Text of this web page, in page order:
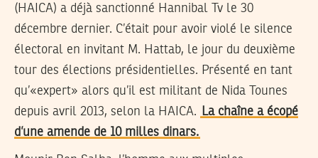
(HAICA) a déjà sanctionné Hannibal Tv le 30
décembre dernier. C’était pour avoir violé le silence
électoral en invitant M. Hattab, le jour du deuxième
tour des élections présidentielles. Présenté en tant
qu’«expert» alors qu’il est militant de Nida Tounes
depuis avril 2013, selon la HAICA.
La chaîne a écopé
d’une amende de 10 milles dinars.